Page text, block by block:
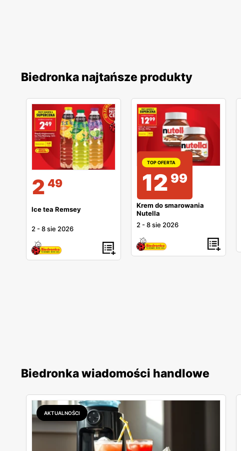
Biedronka najtańsze produkty
2 49
Ice tea Remsey
2 -8 sie 2026
TOP OFERTA
12 99
Krem do smarowania
Nutella
2 -8 sie 2026
Biedronka wiadomości handlowe
AKTUALNOŚCI